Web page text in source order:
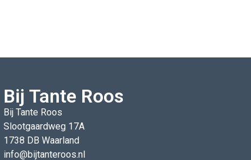
Bij Tante Roos
Bij Tante Roos
Slootgaardweg 17A
1738 DB Waarland
info@bijtanteroos.nl